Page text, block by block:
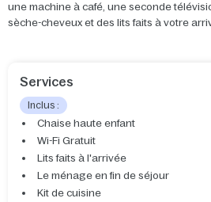
une machine à café, une seconde
sèche-cheveux et des lits faits à votre
Services
Inclus :
Chaise haute enfant
Wi-Fi Gratuit
Lits faits à l'arrivée
Le ménage en fin de séjour
Kit de cuisine